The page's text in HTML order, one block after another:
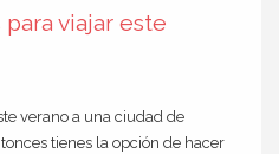
viajar este
verano a una ciudad de
tienes la opción de hacer